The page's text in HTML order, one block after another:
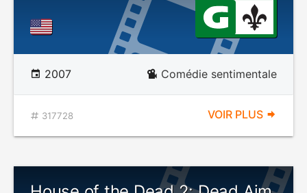
2007 Comédie sentimentale
317728 VOIR PLUS